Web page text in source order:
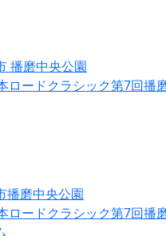
播磨中央公園
ロードクラシック第7回播
播磨中央公園
ロードクラシック第7回播